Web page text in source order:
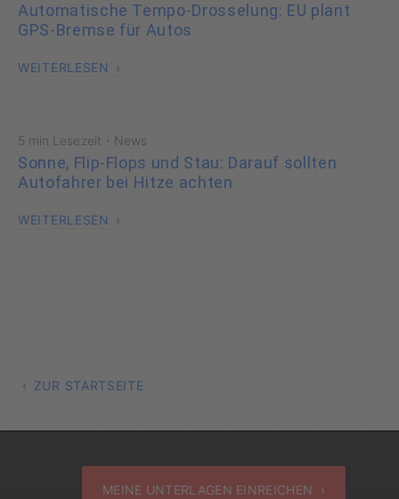
Automatische Tempo-Drosselung: EU plant
GPS-Bremse für Autos
WEITERLESEN
5 min Lesezeit · News
Sonne, Flip-Flops und Stau: Darauf sollten
Autofahrer bei Hitze achten
WEITERLESEN
ZUR STARTSEITE
MEINE UNTERLAGEN EINREICHEN ›